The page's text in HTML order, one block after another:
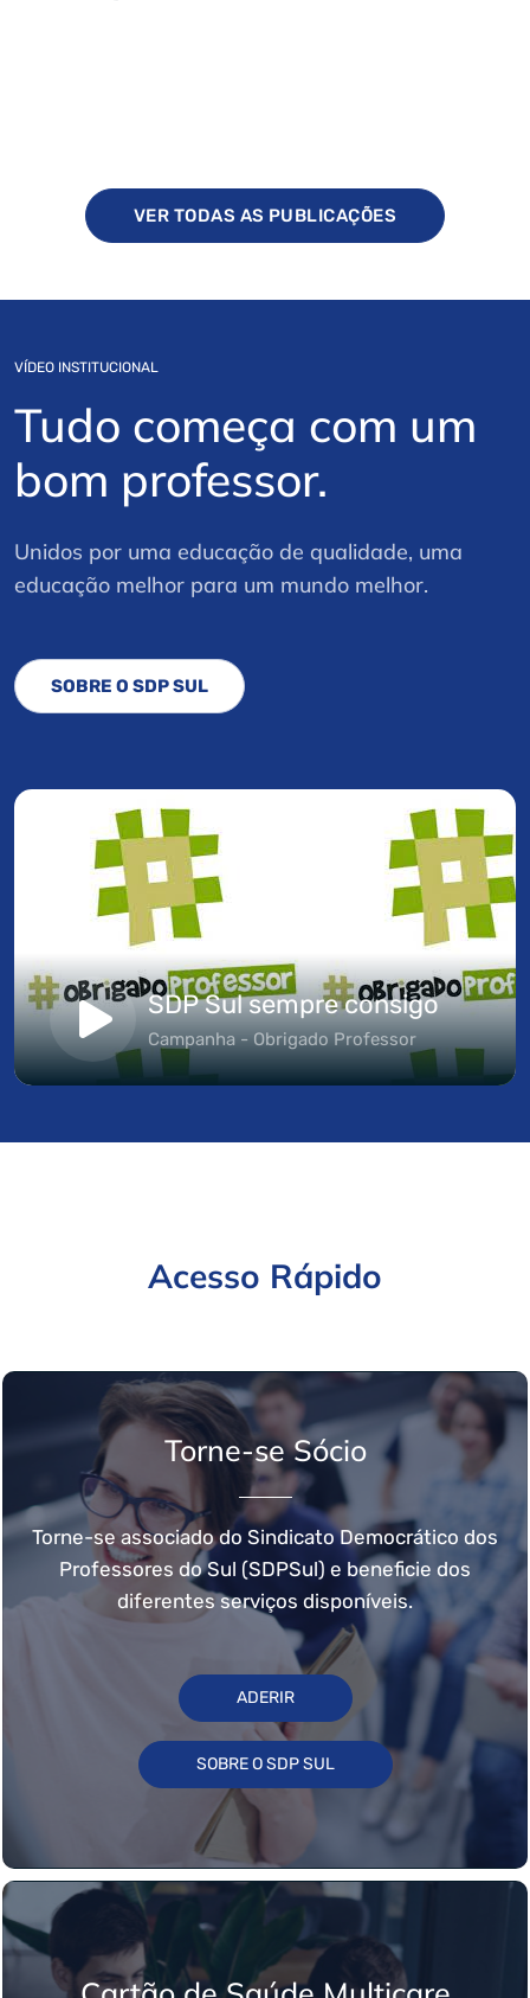
VER TODAS AS PUBLICAÇÕES
VÍDEO INSTITUCIONAL
Tudo começa com um
bom professor.
Unidos por uma educação de qualidade, uma
educação melhor para um mundo melhor.
SOBRE O SDP SUL
SDP Sul sempre consigo
Campanha - Obrigado Professor
Acesso Rápido
Torne-se Sócio
Torne-se associado do Sindicato Democrático dos
Professores do Sul (SDPSul) e beneficie dos
diferentes serviços disponíveis.
ADERIR
SOBRE O SDP SUL